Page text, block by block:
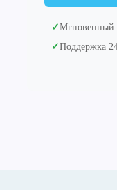
✓Мгновенный
✓Поддержка